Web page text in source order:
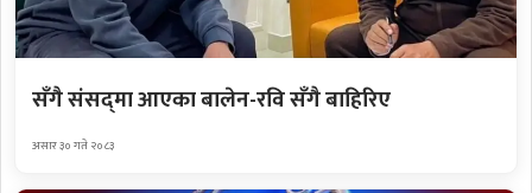
सँगै संसद्‌मा आएका बालेन-रवि सँगै बाहिरिए
असार ३० गते २०८३